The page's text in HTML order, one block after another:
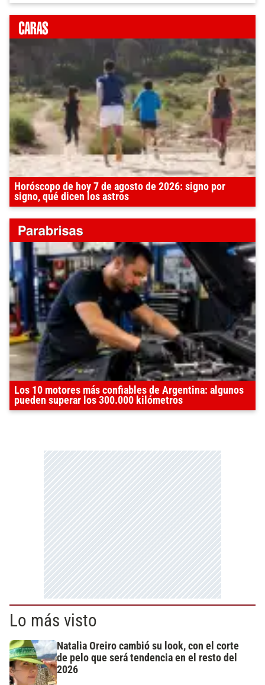
Horóscopo de hoy 7 de agosto de 2026: signo por
signo, qué dicen los astros
Los 10 motores más confiables de Argentina: algunos
pueden superar los 300.000 kilómetros
Lo más visto
Natalia Oreiro cambió su look, con el corte
de pelo que será tendencia en el resto del
2026